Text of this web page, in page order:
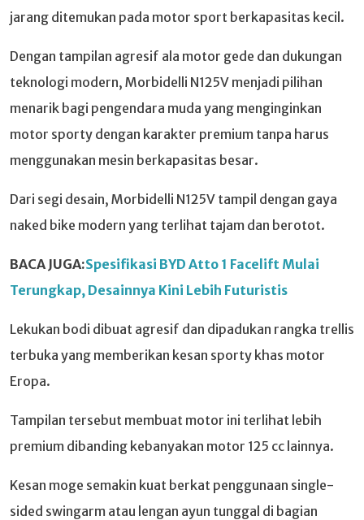
jarang ditemukan pada motor sport berkapasitas kecil.
Dengan tampilan agresif ala motor gede dan dukungan
teknologi modern, Morbidelli N125V menjadi pilihan
menarik bagi pengendara muda yang menginginkan
motor sporty dengan karakter premium tanpa harus
menggunakan mesin berkapasitas besar.
Dari segi desain, Morbidelli N125V tampil dengan gaya
naked bike modern yang terlihat tajam dan berotot.
BACA JUGA:Spesifikasi BYD Atto 1 Facelift Mulai
Terungkap, Desainnya Kini Lebih Futuristis
Lekukan bodi dibuat agresif dan dipadukan rangka trellis
terbuka yang memberikan kesan sporty khas motor
Eropa.
Tampilan tersebut membuat motor ini terlihat lebih
premium dibanding kebanyakan motor 125 cc lainnya.
Kesan moge semakin kuat berkat penggunaan single-
sided swingarm atau lengan ayun tunggal di bagian